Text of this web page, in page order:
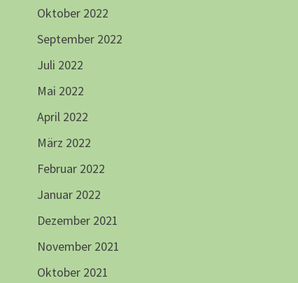
Oktober 2022
September 2022
Juli 2022
Mai 2022
April 2022
März 2022
Februar 2022
Januar 2022
Dezember 2021
November 2021
Oktober 2021